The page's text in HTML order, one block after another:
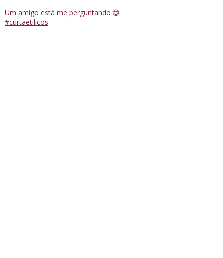
Um amigo está me perguntando 😅
#curtaetilicos